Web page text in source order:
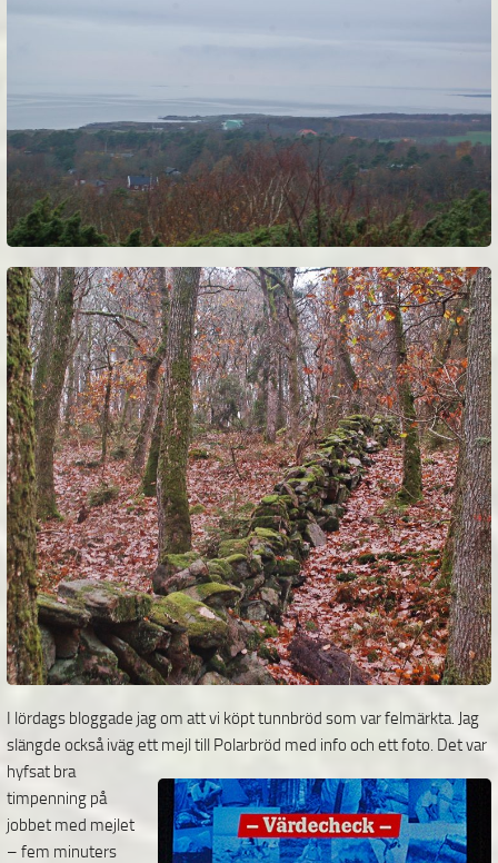
I lördags bloggade jag om att vi köpt tunnbröd som var felmärkta. Jag
slängde också iväg ett mejl till Polarbröd med info och ett foto. Det var
hyfsat bra
timpenning på
jobbet med mejlet
– fem minuters